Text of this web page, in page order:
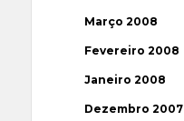
Março 2008
Fevereiro 2008
Janeiro 2008
Dezembro 2007